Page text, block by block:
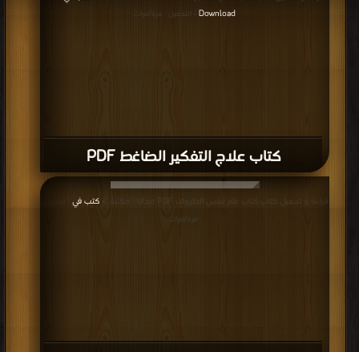
كتاب علاج التفكير الضاغط PDF
Download | التحميل : مرة/مرات
قراءة و تحميل كتاب كتاب علم نفس الظروف PDF مجانا | مكتبة > كتب في
: مرة/مرات